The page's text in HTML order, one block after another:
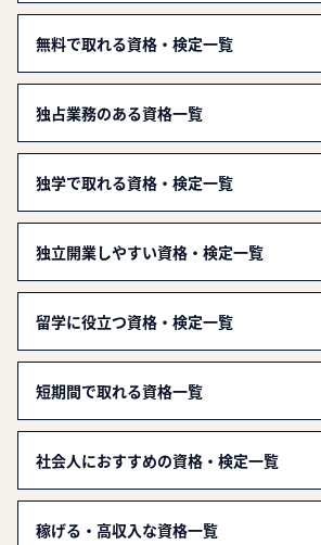
無料で取れる資格・検定一覧
独占業務のある資格一覧
独学で取れる資格・検定一覧
独立開業しやすい資格・検定一覧
留学に役立つ資格・検定一覧
短期間で取れる資格一覧
社会人におすすめの資格・検定一覧
稼げる・高収入な資格一覧